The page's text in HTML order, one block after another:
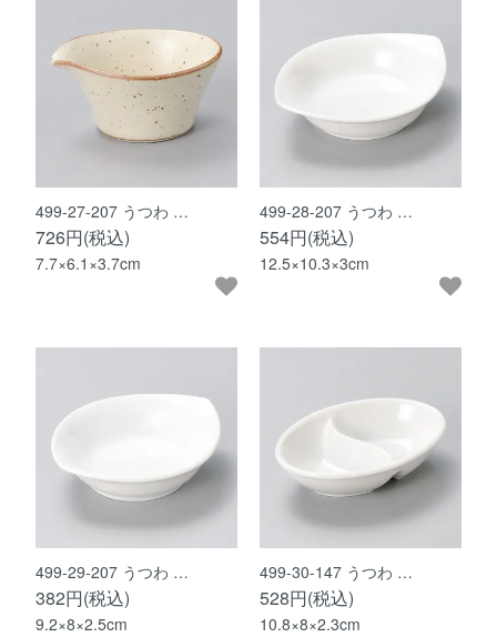
499-27-207 うつわ …
726円(税込)
7.7×6.1×3.7cm
499-28-207 うつわ …
554円(税込)
12.5×10.3×3cm
499-29-207 うつわ …
382円(税込)
9.2×8×2.5cm
499-30-147 うつわ …
528円(税込)
10.8×8×2.3cm